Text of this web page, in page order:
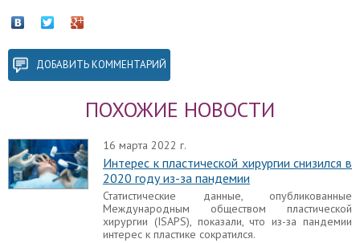
ДОБАВИТЬ КОММЕНТАРИЙ
ПОХОЖИЕ НОВОСТИ
16 марта 2022 г.
Интерес к пластической хирургии снизился в
2020 году из-за пандемии
Статистические данные, опубликованные
Международным обществом пластической
хирургии (ISAPS), показали, что из-за пандемии
интерес к пластике сократился.